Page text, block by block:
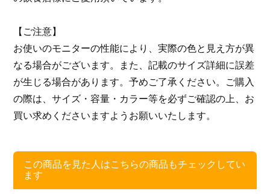
【ご注意】
お使いのモニターの性能により、実際の色と見え方が異
なる場合がございます。また、記載のサイズ詳細に誤差
が生じる場合があります。予めご了承ください。ご購入
の際は、サイズ・容量・カラー等を必ずご確認の上、お
買い求めくださいますようお願いいたします。
この商品を見た人はこちらの商品もチェックしてい
ます